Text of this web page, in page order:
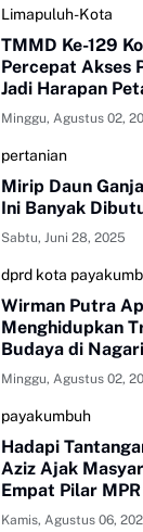
Limapuluh-Kota
TMMD Ke-129
Percepat Akses
Jadi Harapan
Minggu, Agustus 02,
pertanian
Mirip Daun
Ini Banyak
Sabtu, Juni 28, 2025
dprd kota
Wirman Putra
Menghidupkan
Budaya di
Minggu, Agustus 02,
payakumbuh
Hadapi
Aziz Ajak
Empat Pilar MPR
Kamis, Agustus 06,